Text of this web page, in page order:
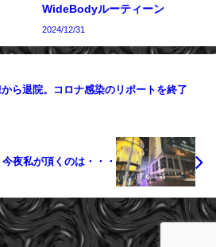
WideBodyルーティーン
2024/12/31
から退院。コロナ感染のリポートを終了
夜私が頂くのは・・・